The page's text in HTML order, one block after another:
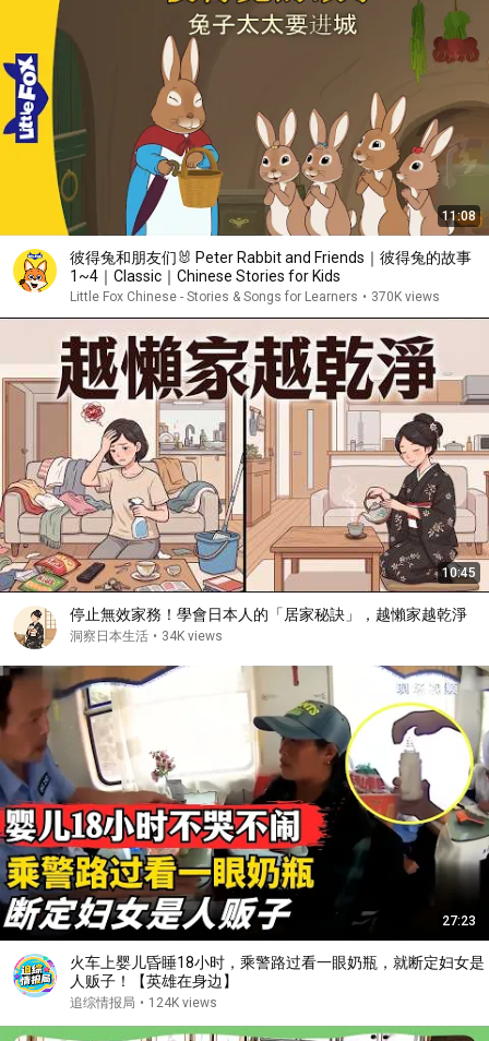
11:08
彼得兔和朋友们🐰 Peter Rabbit and Friends｜彼得兔的故事
1~4｜Classic｜Chinese Stories for Kids
Little Fox Chinese - Stories & Songs for Learners • 370K views
10:45
停止無效家務！學會日本人的「居家秘訣」，越懶家越乾淨
洞察日本生活 • 34K views
27:23
火车上婴儿昏睡18小时，乘警路过看一眼奶瓶，就断定妇女是
人贩子！【英雄在身边】
追综情报局 • 124K views